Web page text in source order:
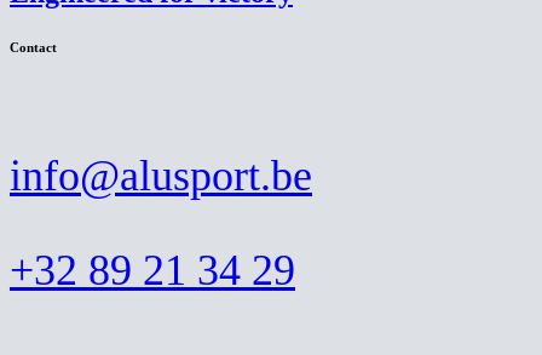
Contact
info@alusport.be
+32 89 21 34 29